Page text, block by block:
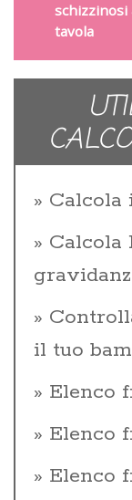
schizzinosi
tavola
Calcola
il tuo
Elenco
Elenco
Elenco